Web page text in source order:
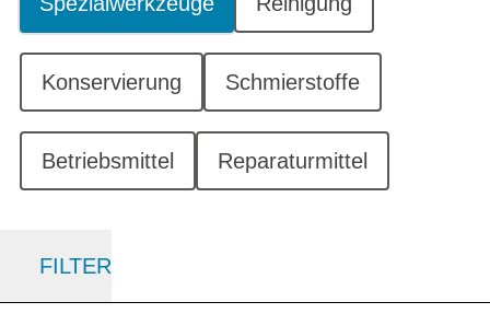
Konservierung Schmierstoffe
Betriebsmittel Reparaturmittel
FILTER